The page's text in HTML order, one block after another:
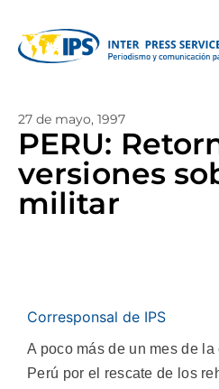
27 de mayo, 1997
PERU:
versiones
militar
Corresponsal de IPS
A poco más de un mes de
Perú por el rescate de los